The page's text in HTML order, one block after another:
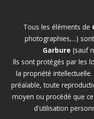
Tous les éléments de
photographies,...)
Garbure (sauf
Ils sont protégés par les
la propriété
préalable, toute
moyen ou procédé que
d'utilisation